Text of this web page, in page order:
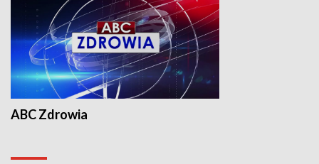
ABC Zdrowia